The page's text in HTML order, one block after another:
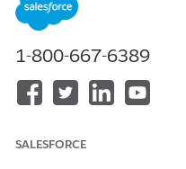
käännökset ja siihen
julkaistaksesi kaiken
NapsautaSeuraava
Valitse julkaista
Julkaise välittömästi
Jos haluat ajoittaa
Ajoita
1-800-667-6389
SALESFORCE